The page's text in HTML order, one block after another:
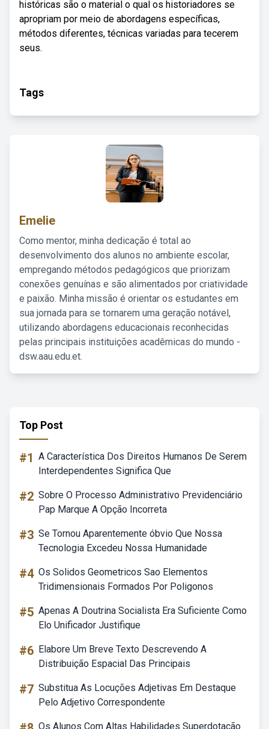
históricas são o material o qual os historiadores se
apropriam por meio de abordagens específicas,
métodos diferentes, técnicas variadas para tecerem
seus.
Tags
Emelie
Como mentor, minha dedicação é total ao
desenvolvimento dos alunos no ambiente escolar,
empregando métodos pedagógicos que priorizam
conexões genuínas e são alimentados por criatividade
e paixão. Minha missão é orientar os estudantes em
sua jornada para se tornarem uma geração notável,
utilizando abordagens educacionais reconhecidas
pelas principais instituições acadêmicas do mundo -
dsw.aau.edu.et.
Top Post
#1 A Característica Dos Direitos Humanos De Serem
Interdependentes Significa Que
#2 Sobre O Processo Administrativo Previdenciário
Pap Marque A Opção Incorreta
#3 Se Tornou Aparentemente óbvio Que Nossa
Tecnologia Excedeu Nossa Humanidade
#4 Os Solidos Geometricos Sao Elementos
Tridimensionais Formados Por Poligonos
#5 Apenas A Doutrina Socialista Era Suficiente Como
Elo Unificador Justifique
#6 Elabore Um Breve Texto Descrevendo A
Distribuição Espacial Das Principais
#7 Substitua As Locuções Adjetivas Em Destaque
Pelo Adjetivo Correspondente
Os Alunos Com Altas Habilidades Superdotação